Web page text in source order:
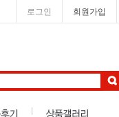
로그인 회원가입